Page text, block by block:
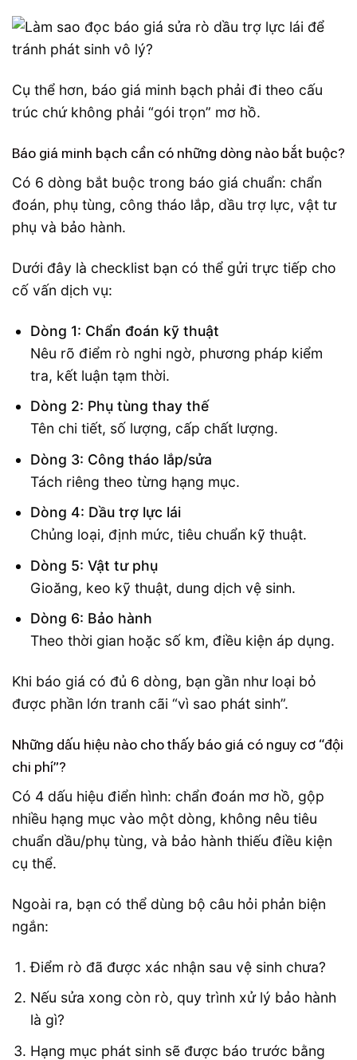
Cụ thể hơn, báo giá minh bạch phải đi theo cấu
trúc chứ không phải “gói trọn” mơ hồ.
Báo giá minh bạch cần có những dòng nào bắt buộc?
Có 6 dòng bắt buộc trong báo giá chuẩn: chẩn
đoán, phụ tùng, công tháo lắp, dầu trợ lực, vật tư
phụ và bảo hành.
Dưới đây là checklist bạn có thể gửi trực tiếp cho
cố vấn dịch vụ:
Dòng 1: Chẩn đoán kỹ thuật
Nêu rõ điểm rò nghi ngờ, phương pháp kiểm
tra, kết luận tạm thời.
Dòng 2: Phụ tùng thay thế
Tên chi tiết, số lượng, cấp chất lượng.
Dòng 3: Công tháo lắp/sửa
Tách riêng theo từng hạng mục.
Dòng 4: Dầu trợ lực lái
Chủng loại, định mức, tiêu chuẩn kỹ thuật.
Dòng 5: Vật tư phụ
Gioăng, keo kỹ thuật, dung dịch vệ sinh.
Dòng 6: Bảo hành
Theo thời gian hoặc số km, điều kiện áp dụng.
Khi báo giá có đủ 6 dòng, bạn gần như loại bỏ
được phần lớn tranh cãi “vì sao phát sinh”.
Những dấu hiệu nào cho thấy báo giá có nguy cơ “đội
chi phí”?
Có 4 dấu hiệu điển hình: chẩn đoán mơ hồ, gộp
nhiều hạng mục vào một dòng, không nêu tiêu
chuẩn dầu/phụ tùng, và bảo hành thiếu điều kiện
cụ thể.
Ngoài ra, bạn có thể dùng bộ câu hỏi phản biện
ngắn:
Điểm rò đã được xác nhận sau vệ sinh chưa?
Nếu sửa xong còn rò, quy trình xử lý bảo hành
là gì?
Hạng mục phát sinh sẽ được báo trước bằng